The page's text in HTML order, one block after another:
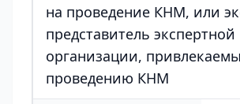
на проведение КНМ, или
представитель экспертной
организации,
проведению КНМ